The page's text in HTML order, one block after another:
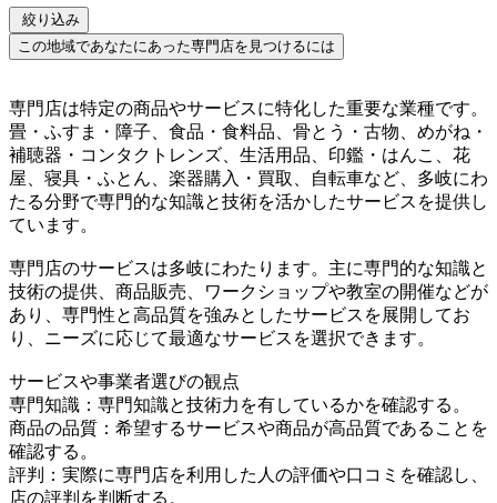
絞り込み
この地域であなたにあった専門店を見つけるには
専門店は特定の商品やサービスに特化した重要な業種です。
畳・ふすま・障子、食品・食料品、骨とう・古物、めがね・
補聴器・コンタクトレンズ、生活用品、印鑑・はんこ、花
屋、寝具・ふとん、楽器購入・買取、自転車など、多岐にわ
たる分野で専門的な知識と技術を活かしたサービスを提供し
ています。
専門店のサービスは多岐にわたります。主に専門的な知識と
技術の提供、商品販売、ワークショップや教室の開催などが
あり、専門性と高品質を強みとしたサービスを展開してお
り、ニーズに応じて最適なサービスを選択できます。
サービスや事業者選びの観点
専門知識：専門知識と技術力を有しているかを確認する。
商品の品質：希望するサービスや商品が高品質であることを
確認する。
評判：実際に専門店を利用した人の評価や口コミを確認し、
店の評判を判断する。